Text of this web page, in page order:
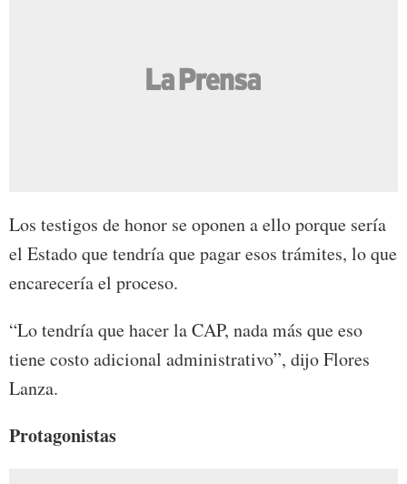
Los testigos de honor se oponen a ello porque sería
el Estado que tendría que pagar esos trámites, lo que
encarecería el proceso.
“Lo tendría que hacer la CAP, nada más que eso
tiene costo adicional administrativo”, dijo Flores
Lanza.
Protagonistas